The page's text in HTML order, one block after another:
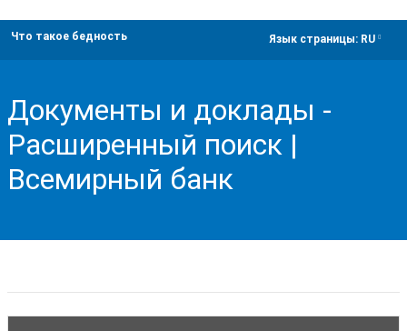
Что такое бедность Язык страницы: RU
Документы и доклады -
Расширенный поиск |
Всемирный банк